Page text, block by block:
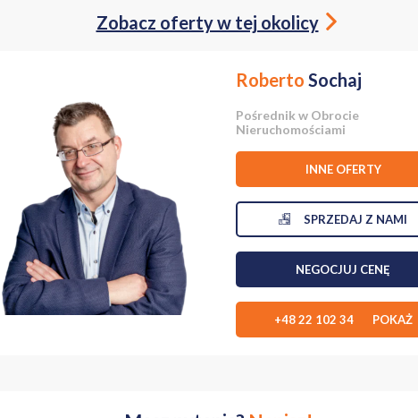
Zobacz oferty w tej okolicy
Roberto Sochaj
Pośrednik w Obrocie
Nieruchomościami
INNE OFERTY
SPRZEDAJ Z NAMI
NEGOCJUJ CENĘ
+48 22 102 34 POKAŻ